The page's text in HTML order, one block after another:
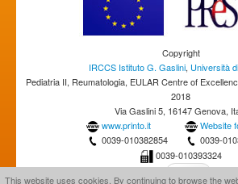
Copyright
IRCCS Istituto G. Gaslini, Università
Pediatria II, Reumatologia, EULAR Centre of
2018
Via Gaslini 5, 16147 Genova,
www.printo.it
Website
0039-010382854
0039-
0039-010393324
This website uses cookies. By continuing to browse the